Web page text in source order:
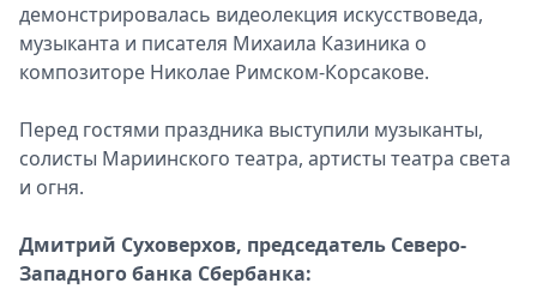
демонстрировалась видеолекция искусствоведа,
музыканта и писателя Михаила Казиника о
композиторе Николае Римском-Корсакове.
Перед гостями праздника выступили музыканты,
солисты Мариинского театра, артисты театра света
и огня.
Дмитрий Суховерхов, председатель Северо-
Западного банка Сбербанка: